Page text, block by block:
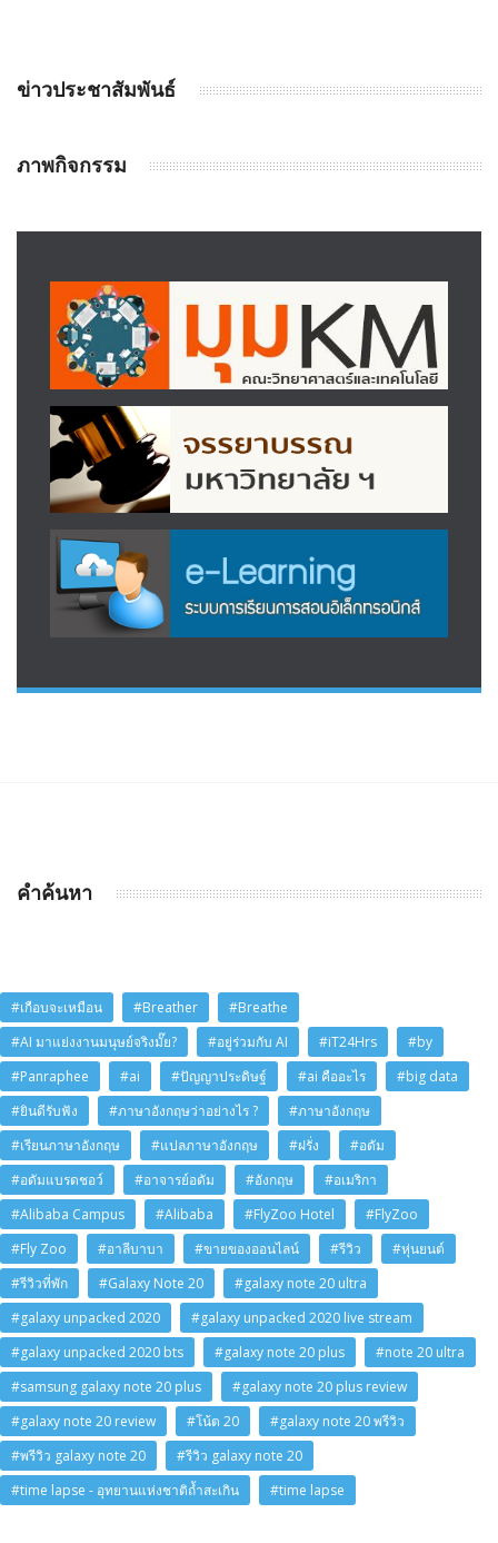
ข่าวประชาสัมพันธ์
ภาพกิจกรรม
คำค้นหา
#เกือบจะเหมือน #Breather
#Breathe
#AI มาแย่งงานมนุษย์จริงมั๊ย?
#อยู่ร่วมกับ AI #iT24Hrs
#by
#Panraphee
#ai #ปัญญาประดิษฐ์ #ai คืออะไร
#big data
#ยินดีรับฟัง
#ภาษาอังกฤษว่าอย่างไร ?
#ภาษาอังกฤษ
#เรียนภาษาอังกฤษ
#แปลภาษาอังกฤษ #ฝรั่ง
#อดัม
#อดัมแบรดชอว์
#อาจารย์อดัม #อังกฤษ
#อเมริกา
#Alibaba Campus
#Alibaba #FlyZoo Hotel
#FlyZoo
#Fly Zoo
#อาลีบาบา #ขายของออนไลน์ #รีวิว
#หุ่นยนต์
#รีวิวที่พัก
#Galaxy Note 20
#galaxy note 20 ultra
#galaxy unpacked 2020
#galaxy unpacked 2020 live stream
#galaxy unpacked 2020 bts
#galaxy note 20 plus
#note 20 ultra
#samsung galaxy note 20 plus
#galaxy note 20 plus review
#galaxy note 20 review
#โน้ต 20
#galaxy note 20 พรีวิว
#พรีวิว galaxy note 20
#รีวิว galaxy note 20
#time lapse - อุทยานแห่งชาติถ้ำสะเกิน
#time lapse